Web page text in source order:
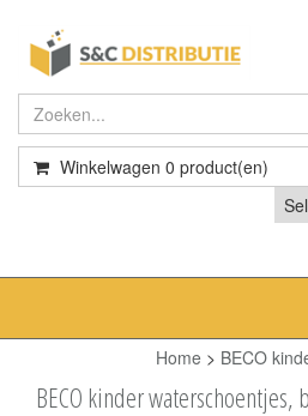
Winkelwagen 0 product(en)
Home > BECO
BECO kinder waterschoentjes,